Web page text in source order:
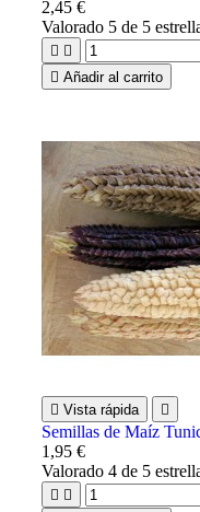
2,45 €
Valorado 5 de 5
 
 Añadir al carrito
 Vista rápida 
Semillas de Maíz
1,95 €
Valorado4 de 5
 